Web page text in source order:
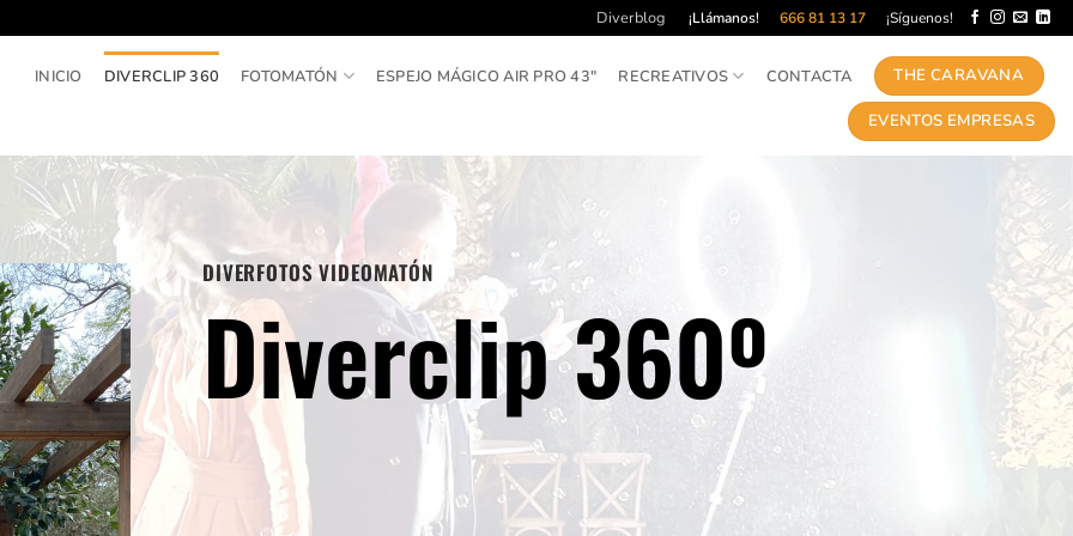
Diverblog ¡Llámanos! 666 81 13 17 ¡Síguenos!
INICIO DIVERCLIP 360 FOTOMATÓN ESPEJO MÁGICO AIR PRO 43″ RECREATIVOS CONTACTA THE CARAVANA
EVENTOS EMPRESAS
DIVERFOTOS VIDEOMATÓN
Diverclip 360º